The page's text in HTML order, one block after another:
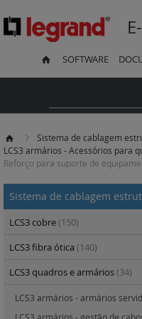
SOFTWARE
Sistema de cablagem
LCS3 armários - Acessórios para
Reforço para suporte de
Sistema de cablagem
LCS3 cobre(150)
LCS3 fibra ótica (140)
LCS3 quadros e armários(34)
LCS3 armários - armários